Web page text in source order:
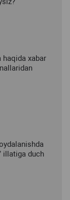
haqida xabar
illatiga duch